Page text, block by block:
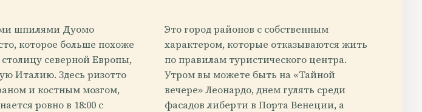
шпилями Дуомо
которое больше похоже
северной Европы,
Италию. Здесь ризотто
и костным мозгом,
ровно в 18:00 с
Это город районов с собственным
характером, которые отказываются жить
по правилам туристического центра.
Утром вы можете быть на «Тайной
вечере» Леонардо, днем гулять среди
фасадов либерти в Порта Венеции, а